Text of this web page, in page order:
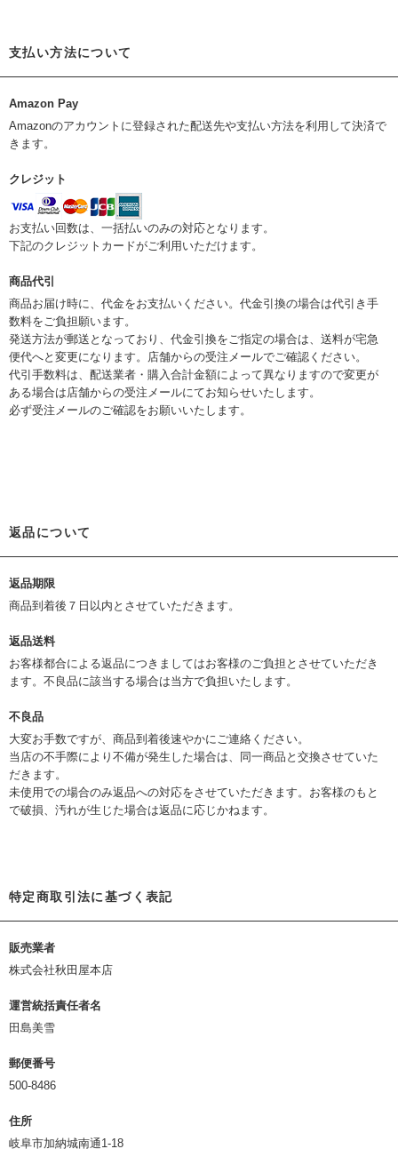
支払い方法について
Amazon Pay
Amazonのアカウントに登録された配送先や支払い方法を利用して決済で
きます。
クレジット
お支払い回数は、一括払いのみの対応となります。
下記のクレジットカードがご利用いただけます。
商品代引
商品お届け時に、代金をお支払いください。代金引換の場合は代引き手
数料をご負担願います。
発送方法が郵送となっており、代金引換をご指定の場合は、送料が宅急
便代へと変更になります。店舗からの受注メールでご確認ください。
代引手数料は、配送業者・購入合計金額によって異なりますので変更が
ある場合は店舗からの受注メールにてお知らせいたします。
必ず受注メールのご確認をお願いいたします。
返品について
返品期限
商品到着後７日以内とさせていただきます。
返品送料
お客様都合による返品につきましてはお客様のご負担とさせていただき
ます。不良品に該当する場合は当方で負担いたします。
不良品
大変お手数ですが、商品到着後速やかにご連絡ください。
当店の不手際により不備が発生した場合は、同一商品と交換させていた
だきます。
未使用での場合のみ返品への対応をさせていただきます。お客様のもと
で破損、汚れが生じた場合は返品に応じかねます。
特定商取引法に基づく表記
販売業者
株式会社秋田屋本店
運営統括責任者名
田島美雪
郵便番号
500-8486
住所
岐阜市加納城南通1-18